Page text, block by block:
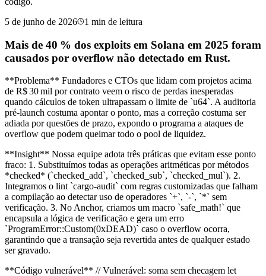
5 de junho de 2026
1 min de leitura
Mais de 40 % dos exploits em Solana em 2025 foram
causados por overflow não detectado em Rust.
**Problema** Fundadores e CTOs que lidam com projetos acima
de R$ 30 mil por contrato veem o risco de perdas inesperadas
quando cálculos de token ultrapassam o limite de `u64`. A auditoria
pré‑launch costuma apontar o ponto, mas a correção costuma ser
adiada por questões de prazo, expondo o programa a ataques de
overflow que podem queimar todo o pool de liquidez.
**Insight** Nossa equipe adota três práticas que evitam esse ponto
fraco: 1. Substituímos todas as operações aritméticas por métodos
*checked* (`checked_add`, `checked_sub`, `checked_mul`). 2.
Integramos o lint `cargo-audit` com regras customizadas que falham
a compilação ao detectar uso de operadores `+`, `-`, `*` sem
verificação. 3. No Anchor, criamos um macro `safe_math!` que
encapsula a lógica de verificação e gera um erro
`ProgramError::Custom(0xDEAD)` caso o overflow ocorra,
garantindo que a transação seja revertida antes de qualquer estado
ser gravado.
**Código vulnerável** // Vulnerável: soma sem checagem let